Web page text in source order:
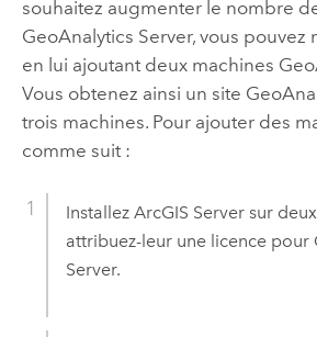
souhaitez augmenter le nombre
GeoAnalytics Server, vous pouvez
en lui ajoutant deux machines
Vous obtenez ainsi un site
trois machines. Pour ajouter des
comme suit :
Installez ArcGIS Serversur
attribuez-leur une licence pour
Server.